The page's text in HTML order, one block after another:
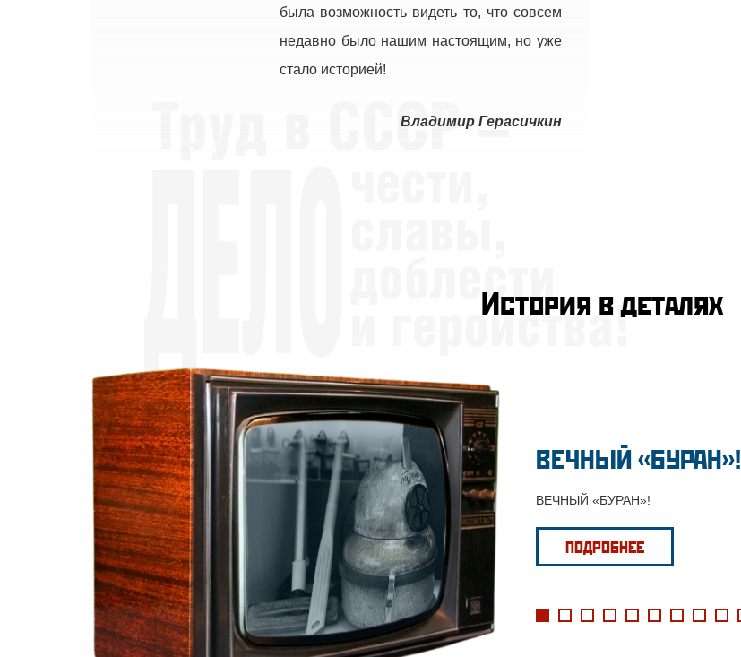
была возможность видеть то, что совсем
недавно было нашим настоящим, но уже
стало историей!
Владимир Герасичкин
История в деталях
ВЕЧНЫЙ «БУРАН»!
ВЕЧНЫЙ «БУРАН»!
ПОДРОБНЕЕ